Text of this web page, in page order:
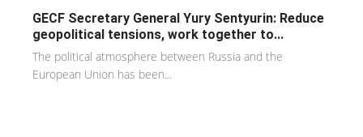
GECF Secretary General Yury Sentyurin: Reduce
geopolitical tensions, work together to...
The political atmosphere between Russia and the
European Union has been...